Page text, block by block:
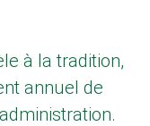
à la tradition,
annuel de